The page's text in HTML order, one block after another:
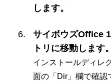
します。
サイボウズOffice
トリに移動します。
インストールディレ
面の「Dir」欄で確認